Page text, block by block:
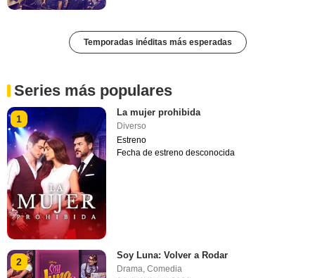
Temporadas inéditas más esperadas
Series más populares
1
La mujer prohibida
Diverso
Estreno
Fecha de estreno desconocida
2
Soy Luna: Volver a Rodar
Drama,Comedia